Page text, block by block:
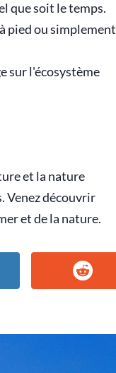
que soit le temps.
pied ou simplement
sur l'écosystème
et la nature
Venez découvrir
et de la nature.